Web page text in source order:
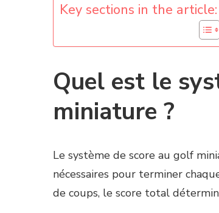
Key sections in the article:
Quel est le
miniature ?
Le système de score au golf
nécessaires pour terminer
de coups, le score total